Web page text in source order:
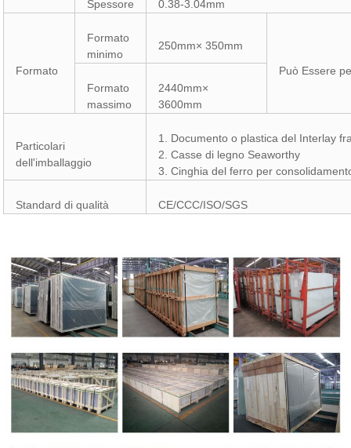
Spessore 0.38-3.04mm
Formato
Formato
minimo
250mm× 350mm
Può Essere
Formato
massimo
2440mm×
3600mm
Particolari
dell'imballaggio
1. Documento o plastica del Interlay
2. Casse di legno Seaworthy
3. Cinghia del ferro per
Standard di qualità CE/CCC/ISO/SGS